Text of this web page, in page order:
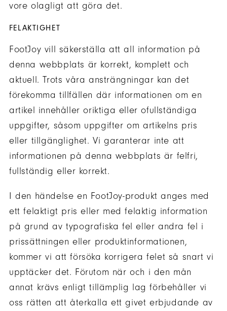
vore olagligt att göra det.
FELAKTIGHET
FootJoy vill säkerställa att all information på
denna webbplats är korrekt, komplett och
aktuell. Trots våra ansträngningar kan det
förekomma tillfällen där informationen om en
artikel innehåller oriktiga eller ofullständiga
uppgifter, såsom uppgifter om artikelns pris
eller tillgänglighet. Vi garanterar inte att
informationen på denna webbplats är felfri,
fullständig eller korrekt.
I den händelse en FootJoy-produkt anges med
ett felaktigt pris eller med felaktig information
på grund av typografiska fel eller andra fel i
prissättningen eller produktinformationen,
kommer vi att försöka korrigera felet så snart vi
upptäcker det. Förutom när och i den mån
annat krävs enligt tillämplig lag förbehåller vi
oss rätten att återkalla ett givet erbjudande av